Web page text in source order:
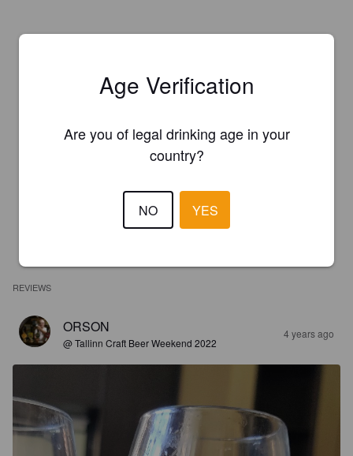
REVIEWS
ORSON
@ Tallinn Craft Beer Weekend 2022
4 years ago
Age Verification
Are you of legal drinking age in your
country?
NO YES